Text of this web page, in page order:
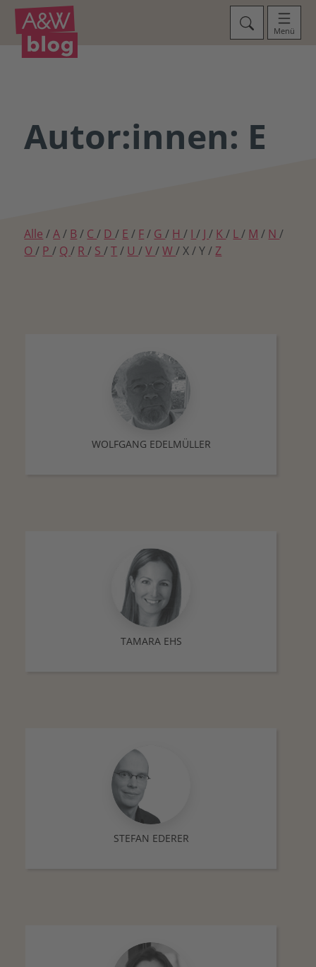
Menü
Autor:innen: E
Alle /A/ B/ C/ D/ E / F/ G/ H/ I/ J/ K/ L/ M / N/
O/ P/ Q/ R/ S/T/ U/V/W/ X / Y /Z
WOLFGANG EDELMÜLLER
TAMARA EHS
STEFAN EDERER